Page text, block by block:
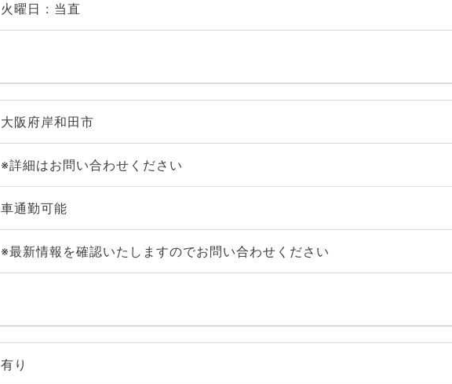
火曜日 : 当直
大阪府岸和田市
※詳細はお問い合わせください
車通勤可能
※最新情報を確認いたしますのでお問い合わせください
有り